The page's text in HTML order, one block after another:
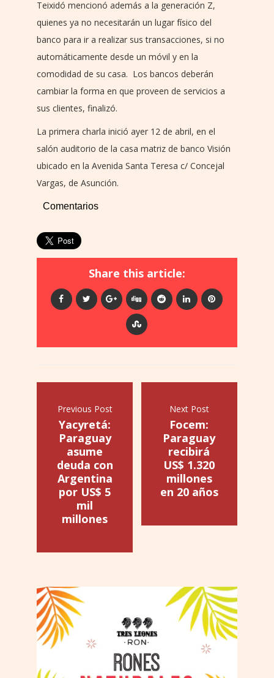
Teixidó mencionó además a la generación Z,
quienes ya no necesitarán un lugar físico del
banco para ir a realizar sus transacciones, si no
automáticamente desde un móvil y en la
comodidad de su casa. Los bancos deberán
cambiar la forma en que proveen de servicios a
sus clientes, finalizó.
La primera charla inició ayer 12 de abril, en el
salón auditorio de la casa matriz de banco Visión
ubicado en la Avenida Santa Teresa c/ Concejal
Vargas, de Asunción.
Comentarios
Share this article:
Previous Post
Yacyretá:
Paraguay
asume
deuda con
Argentina
por US$ 5
mil
millones
Next Post
Focem:
Paraguay
recibirá
US$ 1.320
millones
en 20 años